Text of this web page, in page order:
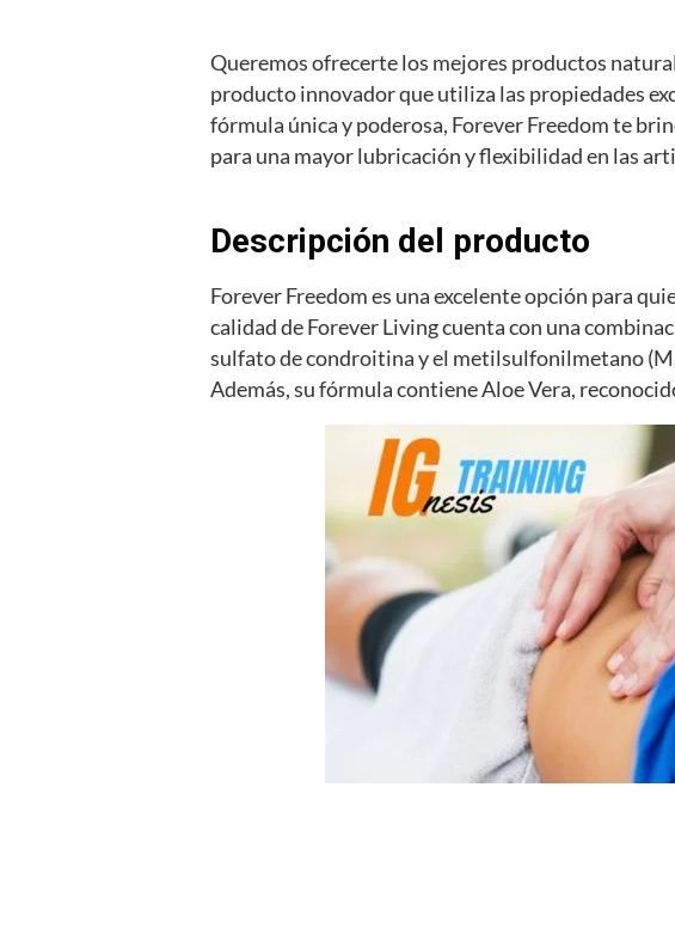
Queremos ofrecerte los mejores productos
producto innovador que utiliza las propiedades
fórmula única y poderosa, Forever Freedom te
para una mayor lubricación y flexibilidad en las
Descripción del producto
Forever Freedom es una excelente opción para
calidad de Forever Living cuenta con una
sulfato de condroitina y el metilsulfonilmetano
Además, su fórmula contiene Aloe Vera,